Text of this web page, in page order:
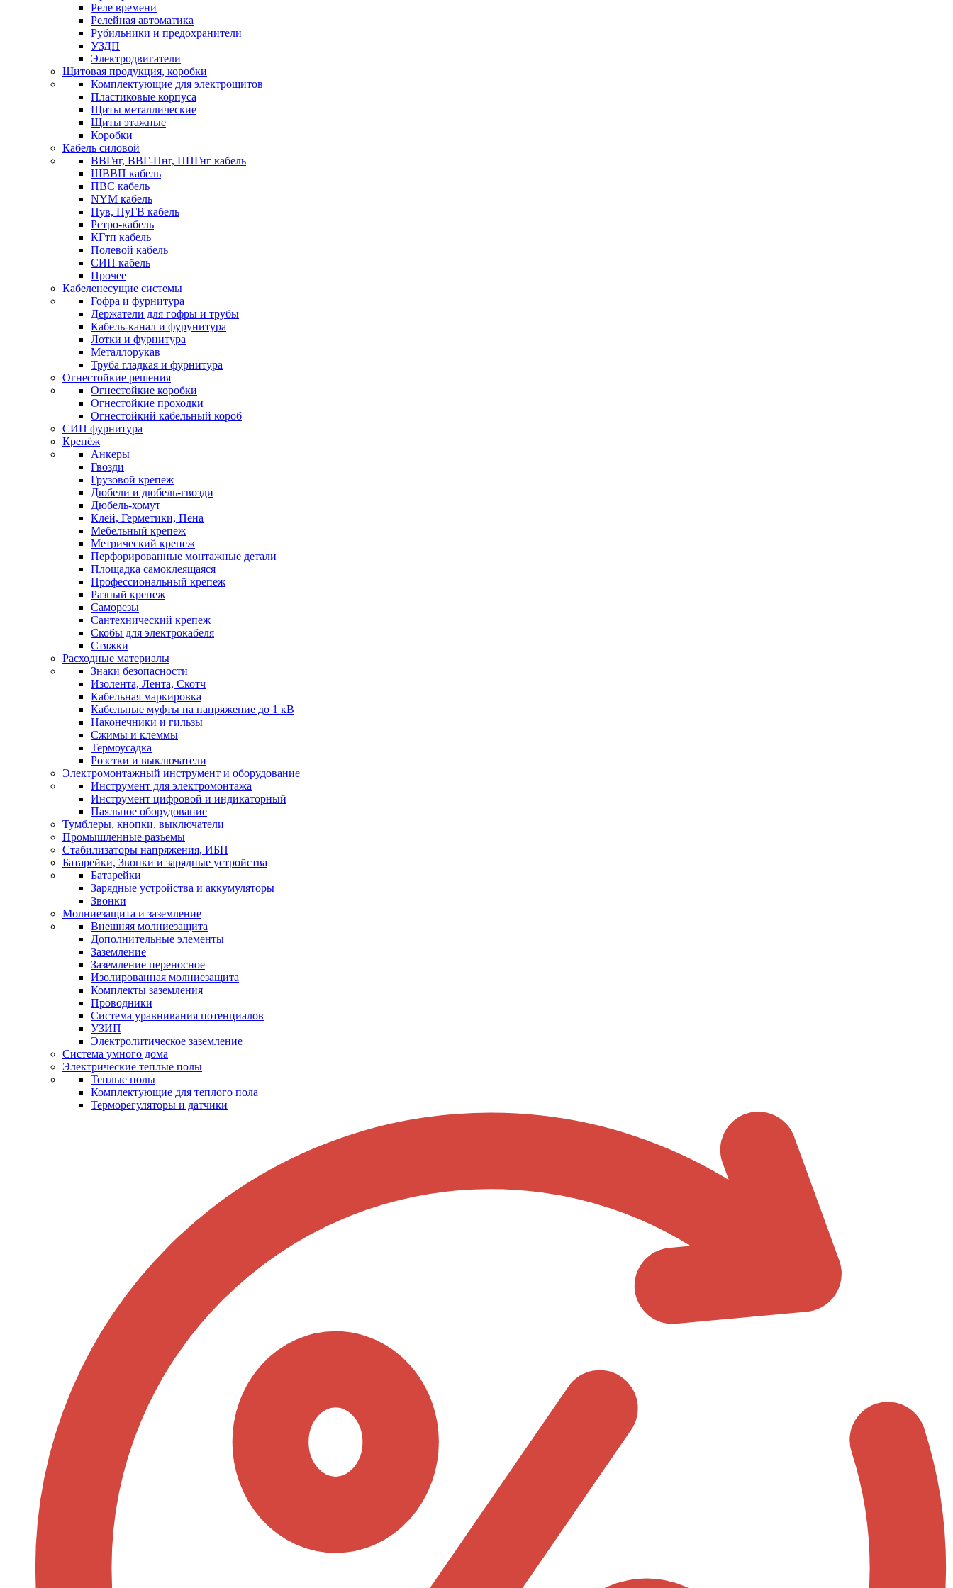
Реле времени
Релейная автоматика
Рубильники и предохранители
УЗДП
Электродвигатели
Щитовая продукция, коробки
Комплектующие для электрощитов
Пластиковые корпуса
Щиты металлические
Щиты этажные
Коробки
Кабель силовой
ВВГнг, ВВГ-Пнг, ППГнг кабель
ШВВП кабель
ПВС кабель
NYM кабель
Пув, ПуГВ кабель
Ретро-кабель
КГтп кабель
Полевой кабель
СИП кабель
Прочее
Кабеленесущие системы
Гофра и фурнитура
Держатели для гофры и трубы
Кабель-канал и фурунитура
Лотки и фурнитура
Металлорукав
Труба гладкая и фурнитура
Огнестойкие решения
Огнестойкие коробки
Огнестойкие проходки
Огнестойкий кабельный короб
СИП фурнитура
Крепёж
Анкеры
Гвозди
Грузовой крепеж
Дюбели и дюбель-гвозди
Дюбель-хомут
Клей, Герметики, Пена
Мебельный крепеж
Метрический крепеж
Перфорированные монтажные детали
Площадка самоклеящаяся
Профессиональный крепеж
Разный крепеж
Саморезы
Сантехнический крепеж
Скобы для электрокабеля
Стяжки
Расходные материалы
Знаки безопасности
Изолента, Лента, Скотч
Кабельная маркировка
Кабельные муфты на напряжение до 1 кВ
Наконечники и гильзы
Сжимы и клеммы
Термоусадка
Розетки и выключатели
Электромонтажный инструмент и оборудование
Инструмент для электромонтажа
Инструмент цифровой и индикаторный
Паяльное оборудование
Тумблеры, кнопки, выключатели
Промышленные разъемы
Стабилизаторы напряжения, ИБП
Батарейки, Звонки и зарядные устройства
Батарейки
Зарядные устройства и аккумуляторы
Звонки
Молниезащита и заземление
Внешняя молниезащита
Дополнительные элементы
Заземление
Заземление переносное
Изолированная молниезащита
Комплекты заземления
Проводники
Система уравнивания потенциалов
УЗИП
Электролитическое заземление
Система умного дома
Электрические теплые полы
Теплые полы
Комплектующие для теплого пола
Терморегуляторы и датчики